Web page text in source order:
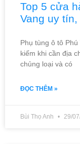
Top 5 cửa
Vang uy
Phụ tùng ô tô
kiếm khi cần địa
chủng loại và có
ĐỌC THÊM »
Bùi Thọ Anh 29/